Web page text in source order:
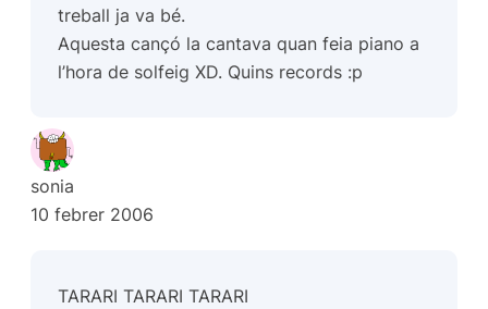
treball ja va bé.
Aquesta cançó la cantava quan feia piano a
l’hora de solfeig XD. Quins records :p
sonia
10 febrer 2006
TARARI TARARI TARARI